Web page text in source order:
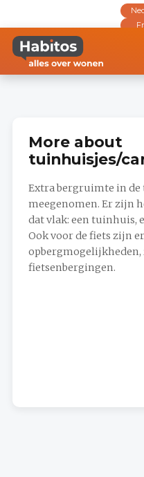
content
More about
tuinhuisjes/
Extra bergruimte in de
meegenomen. Er zijn
dat vlak: een tuinhuis,
Ook voor de fiets zijn
fietsenbergingen.